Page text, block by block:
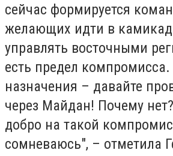
сейчас формируется
желающих идти в
управлять восточными
есть предел компромисса.
назначения – давайте
через Майдан! Почему
добро на такой
сомневаюсь", – отметила